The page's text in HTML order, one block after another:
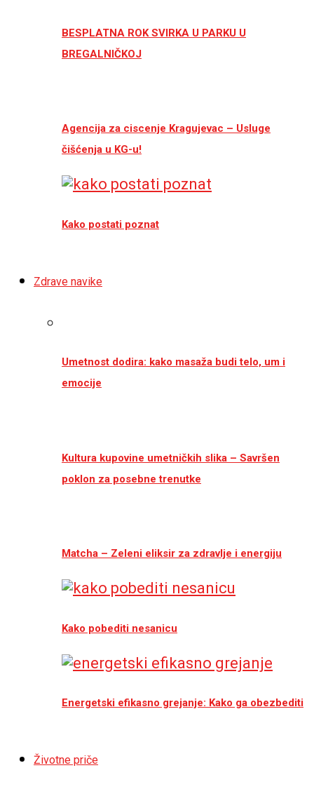
BESPLATNA ROK SVIRKA U PARKU U
BREGALNIČKOJ
Agencija za ciscenje Kragujevac – Usluge
čišćenja u KG-u!
Kako postati poznat
Zdrave navike
Umetnost dodira: kako masaža budi telo, um i
emocije
Kultura kupovine umetničkih slika – Savršen
poklon za posebne trenutke
Matcha – Zeleni eliksir za zdravlje i energiju
Kako pobediti nesanicu
Energetski efikasno grejanje: Kako ga obezbediti
Životne priče